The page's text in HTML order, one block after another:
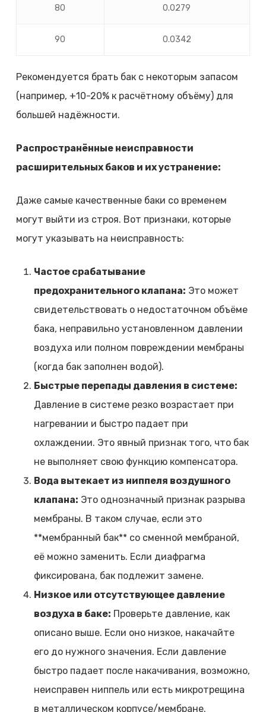
80 0.0279
90 0.0342
Рекомендуется брать бак с некоторым запасом
(например, +10-20% к расчётному объёму) для
большей надёжности.
Распространённые неисправности
расширительных баков и их устранение:
Даже самые качественные баки со временем
могут выйти из строя. Вот признаки, которые
могут указывать на неисправность:
Частое срабатывание
предохранительного клапана: Это может
свидетельствовать о недостаточном объёме
бака, неправильно установленном давлении
воздуха или полном повреждении мембраны
(когда бак заполнен водой).
Быстрые перепады давления в системе:
Давление в системе резко возрастает при
нагревании и быстро падает при
охлаждении. Это явный признак того, что бак
не выполняет свою функцию компенсатора.
Вода вытекает из ниппеля воздушного
клапана: Это однозначный признак разрыва
мембраны. В таком случае, если это
**мембранный бак** со сменной мембраной,
её можно заменить. Если диафрагма
фиксирована, бак подлежит замене.
Низкое или отсутствующее давление
воздуха в баке: Проверьте давление, как
описано выше. Если оно низкое, накачайте
его до нужного значения. Если давление
быстро падает после накачивания, возможно,
неисправен ниппель или есть микротрещина
в металлическом корпусе/мембране.